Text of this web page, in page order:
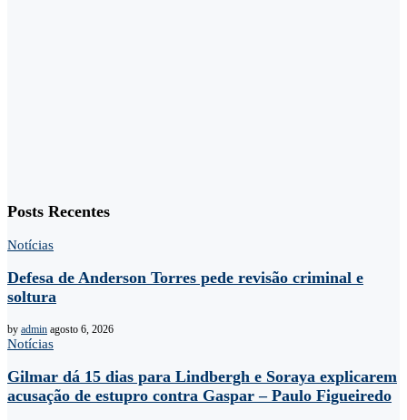
Posts Recentes
Notícias
Defesa de Anderson Torres pede revisão criminal e
soltura
by admin agosto 6, 2026
Notícias
Gilmar dá 15 dias para Lindbergh e Soraya explicarem
acusação de estupro contra Gaspar – Paulo Figueiredo